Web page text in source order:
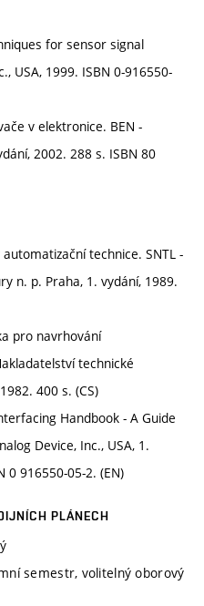
for sensor signal
USA, 1999. ISBN 0-916550-
v elektronice. BEN -
2002. 288 s. ISBN 80
automatizační technice. SNTL -
n. p. Praha, 1. vydání, 1989.
pro navrhování
technické
400 s. (CS)
Handbook - A Guide
Device, Inc., USA, 1.
0 916550-05-2. (EN)
PLÁNECH
semestr, volitelný oborový